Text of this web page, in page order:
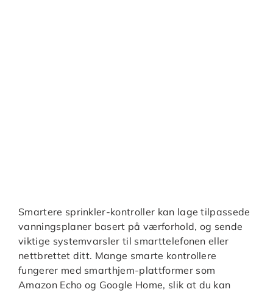
Smartere sprinkler-kontroller kan lage tilpassede
vanningsplaner basert på værforhold, og sende
viktige systemvarsler til smarttelefonen eller
nettbrettet ditt. Mange smarte kontrollere
fungerer med smarthjem-plattformer som
Amazon Echo og Google Home, slik at du kan